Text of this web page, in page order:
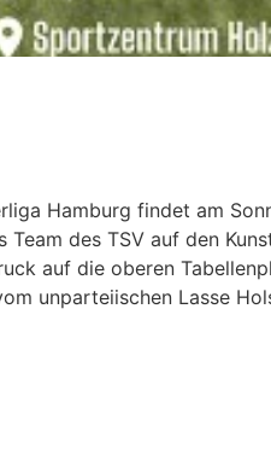
Hamburg findet am
des TSV auf den
auf die oberen
unparteiischen Lasse